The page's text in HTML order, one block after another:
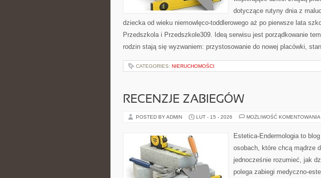
dotyczące rutyny dnia z
dziecka od wieku niemowlęco-toddlerowego aż po pierwsze lata
Przedszkola i Przedszkole309. Ideą serwisu jest porządkowanie
rodzin stają się wyzwaniem: przystosowanie do nowej placówki,
CATEGORIES: NIERUCHOMOŚCI
RECENZJE ZABIEGÓW
POSTED BY ADMIN LUT - 15 - 2026 MOŻLIWOŚĆ KOMENTOWANIA
Estetica-Endermologia to
osobach, które chcą mądrze
jednocześnie rozumieć, jak
polega zabiegi medyczno-